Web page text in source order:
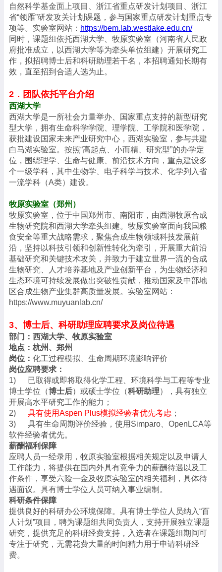
自然科学基金面上项目、浙江省重点研发计划项目、浙江
省“领雁”研发攻关计划课题，参与国家重点研发计划重点专
项等。实验室网站： https://bem.lab.westlake.edu.cn/
同时，课题组依托西湖大学、牧原实验室（河南省人民政
府批准成立，以西湖大学等为牵头单位组建）开展研究工
作，拟招聘博士后和科研助理若干名，本招聘通知长期有
效，直至招到合适人选为止。
2 ．团队依托平台介绍
西湖大学
西湖大学是一所社会力量举办、国家重点支持的新型研究
型大学，拥有生命科学学院、理学院、工学院和医学院，
获批建设国家未来产业研究中心，西湖实验室，参与共建
白马湖实验室。按照“高起点、小而精、研究型”的办学定
位，围绕理学、生命与健康、前沿技术方向，重点建设多
个一级学科，其中生物学、电子科学与技术、化学列入省
一流学科（A类）建设。
牧原实验室（郑州）
牧原实验室，位于中国郑州市、南阳市，由西湖牧原合成
生物研究院和西湖大学牵头组建。牧原实验室面向我国粮
食安全等重大战略需求，聚焦合成生物领域科技发展前
沿，坚持以科技引领和创新性转化为牵引，开展重大前沿
基础研究和关键技术攻关，并致力于建立世界一流的合成
生物研究、人才培养基地及产业创新平台，为生物经济和
生态环境可持续发展做出突破性贡献，推动国家及中部地
区合成生物产业集群高质量发展。实验室网站：
https://www.muyuanlab.cn/
3、博士后、科研助理应聘要求及岗位待遇
部门：西湖大学、牧原实验室
地点：杭州、郑州
岗位： 化工过程模拟、生命周期环境影响评价
岗位应聘要求：
1) 已取得或即将取得化学工程、环境科学与工程等专业
博士学位（博士后）或硕士学位（科研助理），具有独立
开展高水平研究工作的能力；
2) 具有使用Aspen Plus模拟经验者优先考虑 ；
3) 具有生命周期评价经验，使用 Simparo OpenLCA等
软件经验者优先。
薪酬福利保障
应聘人员一经录用，牧原实验室根据相关规定以及申请人
工作能力，将提供在国内外具有竞争力的薪酬待遇以及工
作条件，享受六险一金及牧原实验室的相关福利，具体待
遇面议。具有博士学位人员可纳入事业编制。
科研条件保障
提供良好的科研办公环境保障。具有博士学位人员纳入“百
人计划”项目，聘为课题组共同负责人，支持开展独立课题
研究，提供充足的科研经费支持，入选者在课题组期间可
专注于研究，无需花费大量的时间精力用于申请科研经
费。